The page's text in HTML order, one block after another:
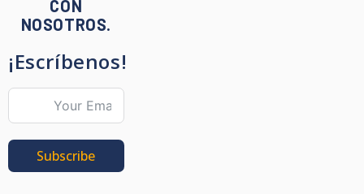
CON
NOSOTROS.
¡Escríbenos!
Subscribe